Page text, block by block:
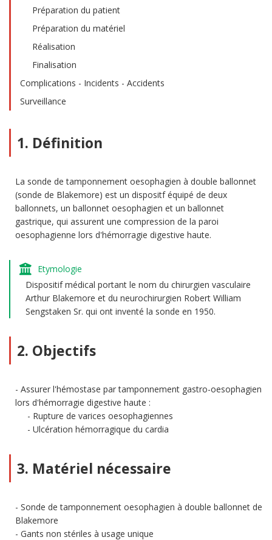
Préparation du patient
Préparation du matériel
Réalisation
Finalisation
Complications - Incidents - Accidents
Surveillance
1. Définition
La sonde de tamponnement oesophagien à double ballonnet
(sonde de Blakemore) est un dispositf équipé de deux
ballonnets, un ballonnet oesophagien et un ballonnet
gastrique, qui assurent une compression de la paroi
oesophagienne lors d'hémorragie digestive haute.
Etymologie
Dispositif médical portant le nom du chirurgien vasculaire
Arthur Blakemore et du neurochirurgien Robert William
Sengstaken Sr. qui ont inventé la sonde en 1950.
2. Objectifs
Assurer l'hémostase par tamponnement gastro-oesophagien
lors d'hémorragie digestive haute :
Rupture de varices oesophagiennes
Ulcération hémorragique du cardia
3. Matériel nécessaire
Sonde de tamponnement oesophagien à double ballonnet de
Blakemore
Gants non stériles à usage unique